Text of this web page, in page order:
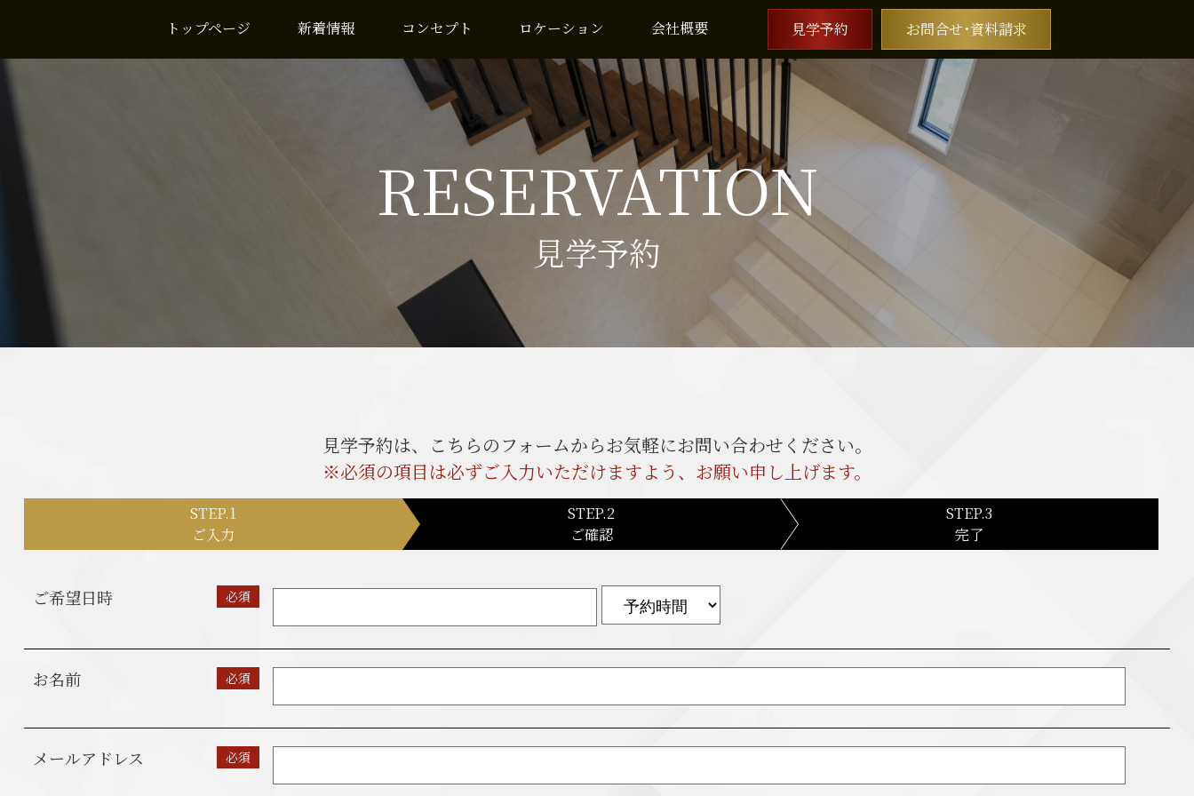
トップページ 新着情報 コンセプト ロケーション 会社概要 見学予約 お問合せ･資料請求
RESERVATION
見学予約
見学予約は、こちらのフォームからお気軽にお問い合わせください。
※必須の項目は必ずご入力いただけますよう、お願い申し上げます。
STEP.1
ご入力
STEP.2
ご確認
STEP.3
完了
ご希望日時 必須
お名前 必須
メールアドレス 必須